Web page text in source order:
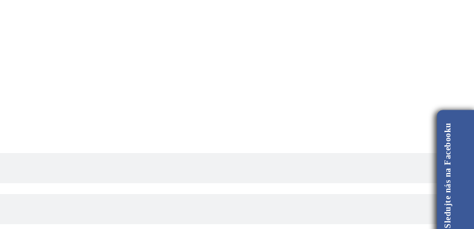
Sledujte nás na Facebooku